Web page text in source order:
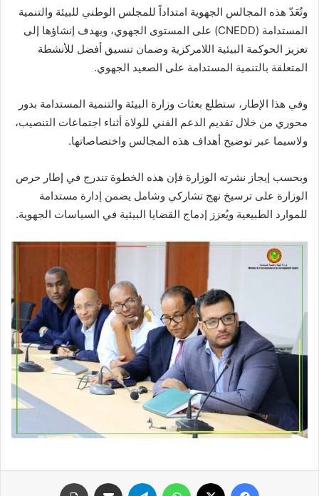
‏‎وتُعَدّ هذه المجالس الجهوية امتداداً للمجلس الوطني للبيئة والتنمية
المستدامة (CNEDD) على المستوى الجهوي، ويهدف إنشاؤها إلى
تعزيز الحوكمة البيئية اللامركزية وضمان تنسيق أفضل للأنشطة
المتعلقة بالتنمية المستدامة على الصعيد الجهوي.
‏‎وفي هذا الإطار، ستطلع بعثات وزارة البيئة والتنمية المستدامة بدور
محوري من خلال تقديم الدعم الفني للولاة أثناء اجتماعات التنصيب،
ولاسيما عبر توضيح أهداف هذه المجالس واختصاصاتها.
‏‎وبحسب إيجاز نشرته الوزارة فإن هذه الخطوة تندرج في إطار حرص
الوزارة على ترسيخ نهج تشاركي وشامل يضمن إدارة مستدامة
للموارد الطبيعية ويُعزز إدماج القضايا البيئية في السياسات الجهوية.
فيسبوك واتساب تيلقرام مشاركة عبر البريد